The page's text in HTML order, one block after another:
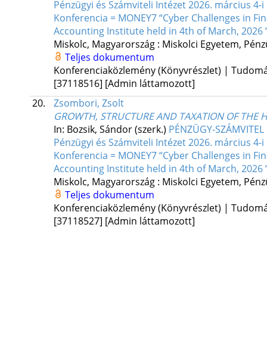
Pénzügyi és Számviteli Intézet 2026. március
Konferencia = MONEY7 “Cyber Challenges in
Accounting Institute held in 4th of March,
Miskolc, Magyarország : Miskolci Egyetem,
Teljes dokumentum
Konferenciaközlemény (Könyvrészlet) |
[37118516] [Admin láttamozott]
20.
Zsombori, Zsolt
GROWTH, STRUCTURE AND TAXATION OF THE
In: Bozsik, Sándor (szerk.) PÉNZÜGY-
Pénzügyi és Számviteli Intézet 2026. március
Konferencia = MONEY7 “Cyber Challenges in
Accounting Institute held in 4th of March,
Miskolc, Magyarország : Miskolci Egyetem,
Teljes dokumentum
Konferenciaközlemény (Könyvrészlet) |
[37118527] [Admin láttamozott]